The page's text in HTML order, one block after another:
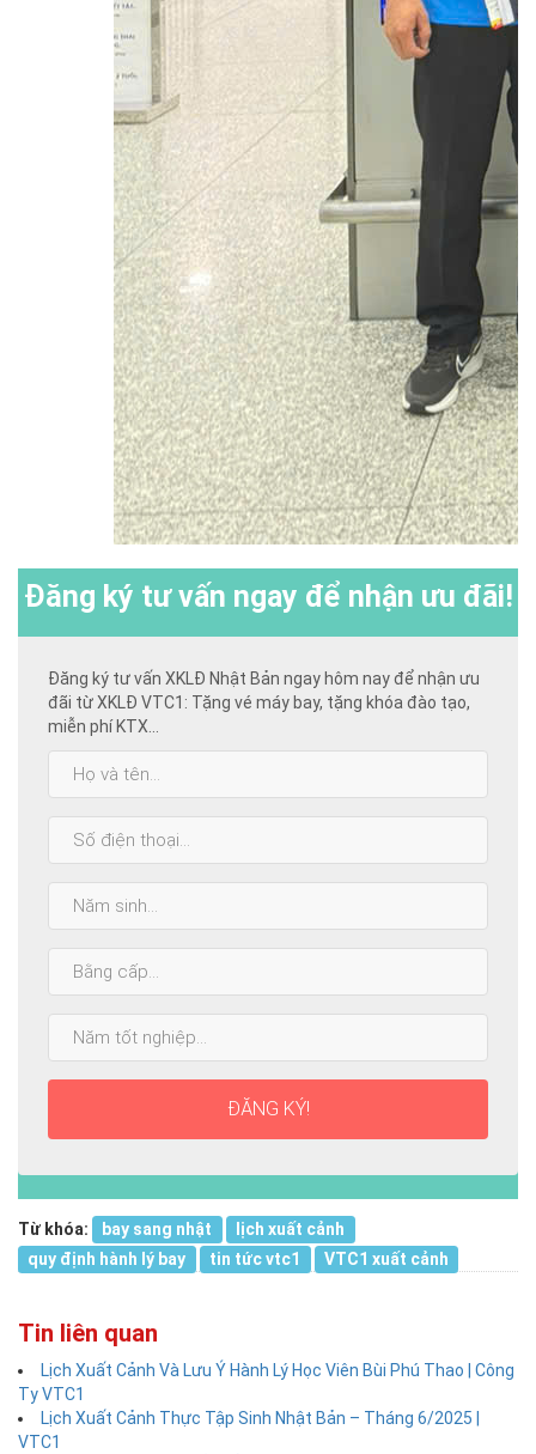
Đăng ký tư vấn ngay để nhận ưu đãi!
Đăng ký tư vấn XKLĐ Nhật Bản ngay hôm nay để nhận ưu
đãi từ XKLĐ VTC1: Tặng vé máy bay, tặng khóa đào tạo,
miễn phí KTX...
sinh:
cấp
nhất:
ĐĂNG KÝ!
Từ khóa: bay sang nhật
lịch xuất cảnh
quy định hành lý bay
tin tức vtc1 VTC1 xuất cảnh
Tin liên quan
Lịch Xuất Cảnh Và Lưu Ý Hành Lý Học Viên Bùi Phú Thao | Công
Ty VTC1
Lịch Xuất Cảnh Thực Tập Sinh Nhật Bản – Tháng 6/2025 |
VTC1